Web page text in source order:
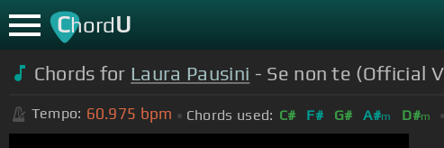
ChordU
Chords for Laura Pausini - Se non te (Official
Tempo: 60.975 bpm Chords used: C# F# G# A#m D#m